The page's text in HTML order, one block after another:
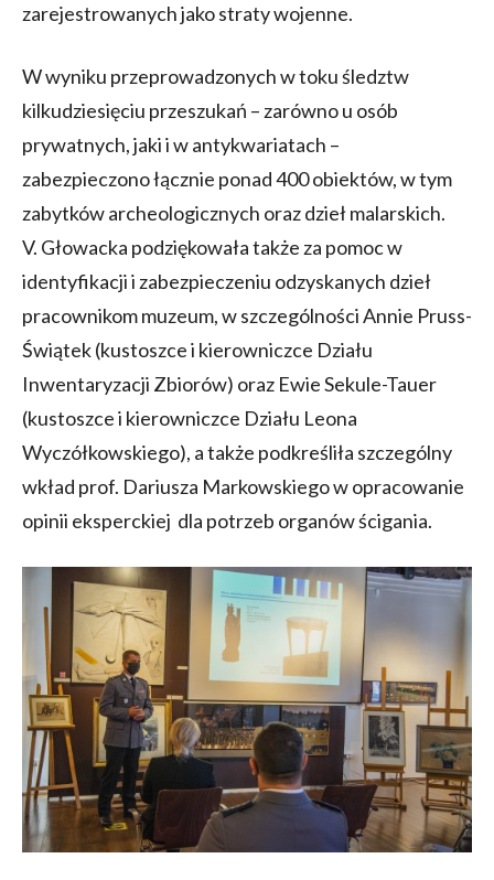
zarejestrowanych jako straty wojenne.
W wyniku przeprowadzonych w toku śledztw
kilkudziesięciu przeszukań – zarówno u osób
prywatnych, jaki i w antykwariatach –
zabezpieczono łącznie ponad 400 obiektów, w tym
zabytków archeologicznych oraz dzieł malarskich.
V. Głowacka podziękowała także za pomoc w
identyfikacji i zabezpieczeniu odzyskanych dzieł
pracownikom muzeum, w szczególności Annie Pruss-
Świątek (kustoszce i kierowniczce Działu
Inwentaryzacji Zbiorów) oraz Ewie Sekule-Tauer
(kustoszce i kierowniczce Działu Leona
Wyczółkowskiego), a także podkreśliła szczególny
wkład prof. Dariusza Markowskiego w opracowanie
opinii eksperckiej dla potrzeb organów ścigania.